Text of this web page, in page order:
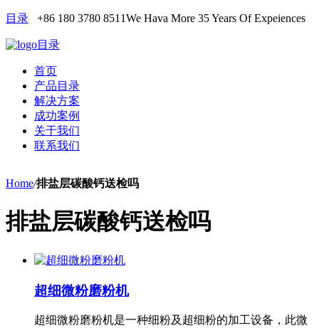
目录 +86 180 3780 8511We Hava More 35 Years Of Expeiences
目录
首页
产品目录
解决方案
成功案例
关于我们
联系我们
Home/排盐层碳酸钙送检吗
排盐层碳酸钙送检吗
超细微粉磨粉机
超细微粉磨粉机是一种细粉及超细粉的加工设备，此微